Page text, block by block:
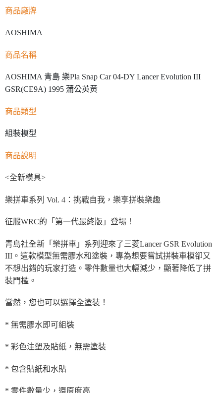
商品廠牌
AOSHIMA
商品名稱
AOSHIMA 青島 樂Pla Snap Car 04-DY Lancer Evolution III
GSR(CE9A) 1995 蒲公英黃
商品類型
組裝模型
商品說明
<全新模具>
樂拼車系列 Vol. 4：挑戰自我，樂享拼裝樂趣
征服WRC的「第一代最終版」登場！
青島社全新「樂拼車」系列迎來了三菱Lancer GSR Evolution
III。這款模型無需膠水和塗裝，專為想要嘗試拼裝車模卻又
不想出錯的玩家打造。零件數量也大幅減少，顯著降低了拼
裝門檻。
當然，您也可以選擇全塗裝！
* 無需膠水即可組裝
* 彩色注塑及貼紙，無需塗裝
* 包含貼紙和水貼
* 零件數量少，還原度高